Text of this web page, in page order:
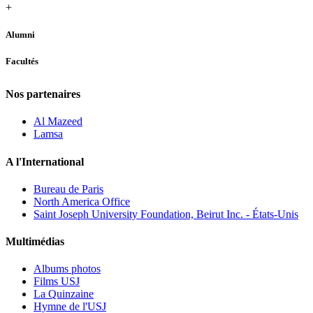
+
Alumni
Facultés
Nos partenaires
Al Mazeed
Lamsa
A l'International
Bureau de Paris
North America Office
Saint Joseph University Foundation, Beirut Inc. - États-Unis
Multimédias
Albums photos
Films USJ
La Quinzaine
Hymne de l'USJ